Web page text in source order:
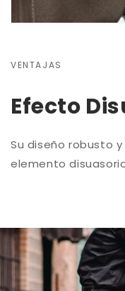
VENTAJAS
Efecto
Su diseño robusto
elemento